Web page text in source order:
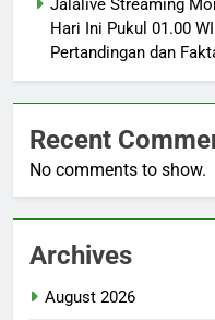
Jalalive Streaming
Hari Ini Pukul 01.00
Pertandingan dan
Recent
No comments to show.
Archives
August 2026